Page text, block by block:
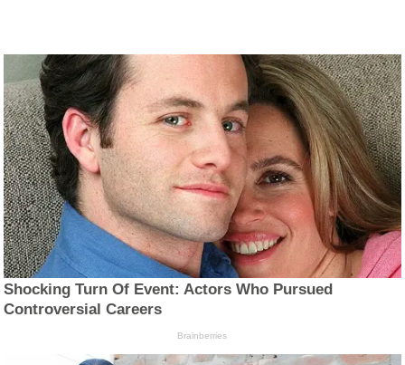
Shocking Turn Of Event: Actors Who Pursued
Controversial Careers
Brainberries